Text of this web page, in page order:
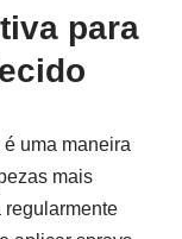
para
uma maneira
mais
regularmente